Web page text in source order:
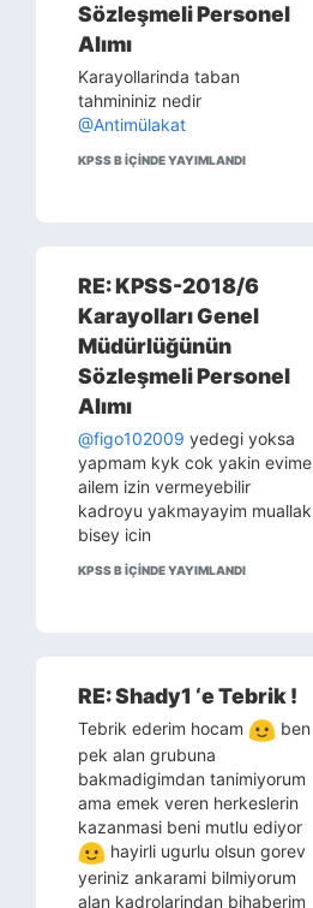
Sözleşmeli Personel
Alımı
Karayollarinda taban
tahmininiz nedir
@Antimülakat
KPSS B IÇINDE YAYIMLANDI
RE: KPSS-2018/6
Karayolları Genel
Müdürlüğünün
Sözleşmeli Personel
Alımı
@figo102009 yedegi yoksa
yapmam kyk cok yakin evime
ailem izin vermeyebilir
kadroyu yakmayayim muallak
bisey icin
KPSS B IÇINDE YAYIMLANDI
RE: Shady1 ‘e Tebrik !
Tebrik ederim hocam
ben
pek alan grubuna
bakmadigimdan tanimiyorum
ama emek veren herkeslerin
kazanmasi beni mutlu ediyor
hayirli ugurlu olsun gorev
yeriniz ankarami bilmiyorum
alan kadrolarindan bihaberim